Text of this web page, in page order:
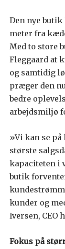
Den nye
meter fra
Med to store
Fleggaard at
og samtidig
præger den
bedre
arbejdsmiljø
»Vi kan se
største
kapaciteten i
butik
kunder og
Iversen, CEO
Fokus på